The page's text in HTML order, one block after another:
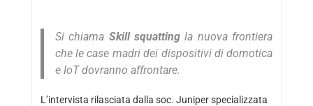
Si chiama Skill squattingla nuova frontiera
che le case madri dei dispositivi di domotica
e IoT dovranno affrontare.
L’intervista rilasciata dalla soc. Juniper specializzata